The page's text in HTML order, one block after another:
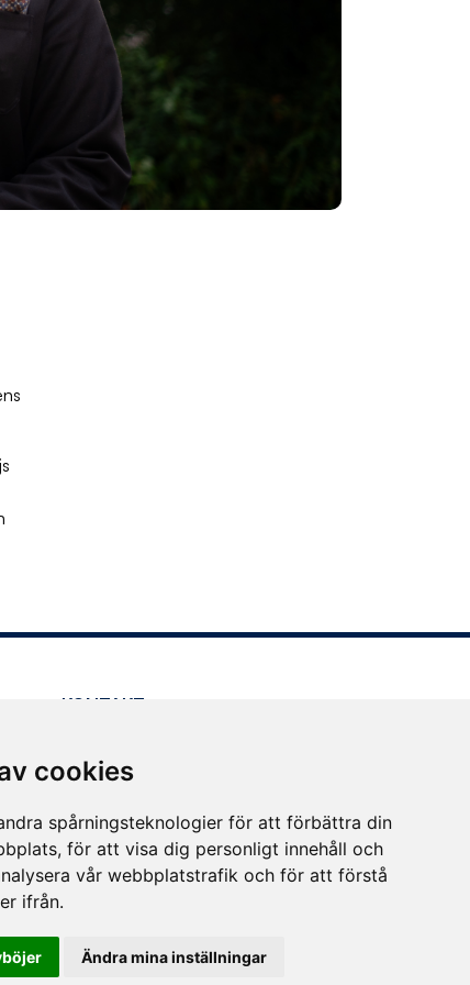
cookies
spårningsteknologier för att förbättra din
för att visa dig personligt innehåll och
vår webbplatstrafik och för att förstå
ifrån.
Ändra mina inställningar
KONTAKT
Press
Andra kontaktvägar